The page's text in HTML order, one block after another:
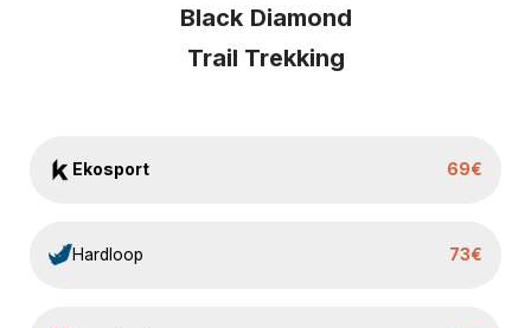
Black Diamond
Trail Trekking
Ekosport 69€
Hardloop 73€